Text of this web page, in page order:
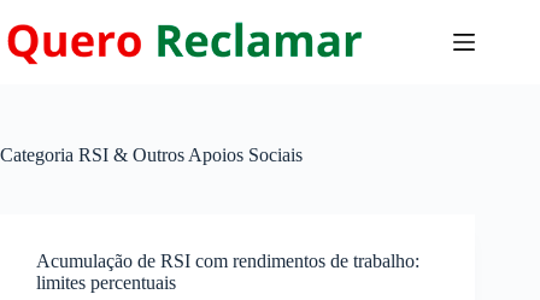
para
o
Categoria RSI & Outros Apoios Sociais
Acumulação de RSI com rendimentos de trabalho:
limites percentuais